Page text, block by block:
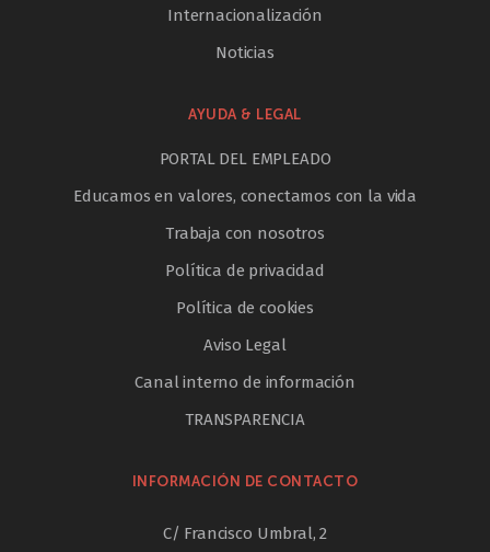
Internacionalización
Noticias
AYUDA & LEGAL
PORTAL DEL EMPLEADO
Educamos en valores, conectamos con la vida
Trabaja con nosotros
Política de privacidad
Política de cookies
Aviso Legal
Canal interno de información
TRANSPARENCIA
INFORMACIÓN DE CONTACTO
C/ Francisco Umbral, 2